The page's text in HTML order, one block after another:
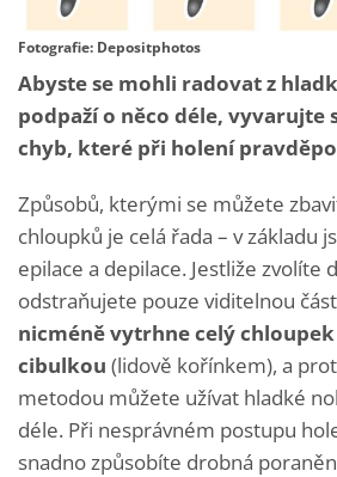
Fotografie: Depositphotos
Abyste se mohli radovat z
podpaží o něco déle, vyvarujte
chyb, které při holení
Způsobů, kterými se můžete
chloupků je celá řada – v základu
epilace a depilace. Jestliže zvolíte
odstraňujete pouze viditelnou
nicméně vytrhne celý
cibulkou (lidově kořínkem), a
metodou můžete užívat hladké
déle. Při nesprávném postupu
snadno způsobíte drobná